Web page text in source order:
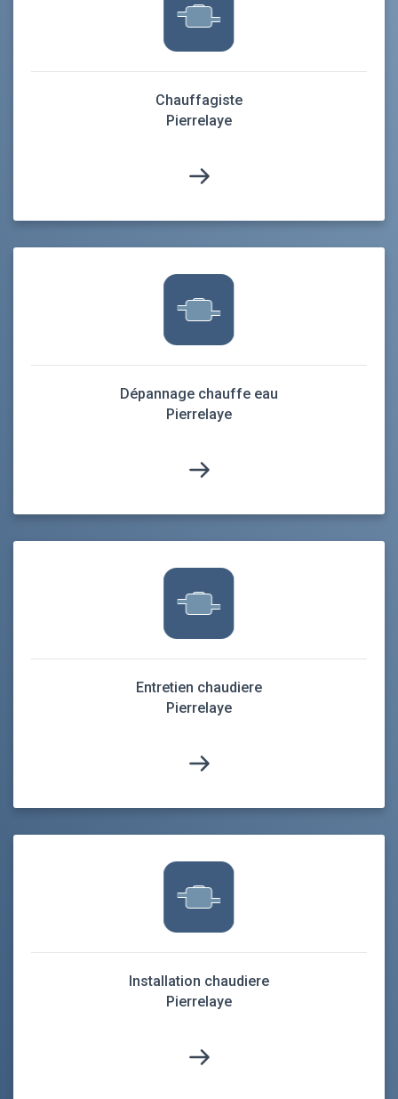
Chauffagiste
Pierrelaye
Dépannage chauffe eau
Pierrelaye
Entretien chaudiere
Pierrelaye
Installation chaudiere
Pierrelaye